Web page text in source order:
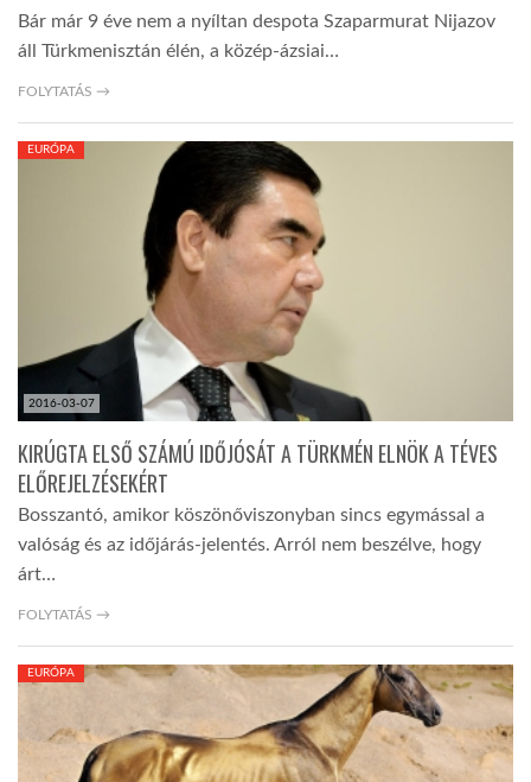
Bár már 9 éve nem a nyíltan despota Szaparmurat Nijazov
áll Türkmenisztán élén, a közép-ázsiai…
FOLYTATÁS →
2016-03-07
EURÓPA
KIRÚGTA ELSŐ SZÁMÚ IDŐJÓSÁT A TÜRKMÉN ELNÖK A TÉVES
ELŐREJELZÉSEKÉRT
Bosszantó, amikor köszönőviszonyban sincs egymással a
valóság és az időjárás-jelentés. Arról nem beszélve, hogy
árt…
FOLYTATÁS →
EURÓPA